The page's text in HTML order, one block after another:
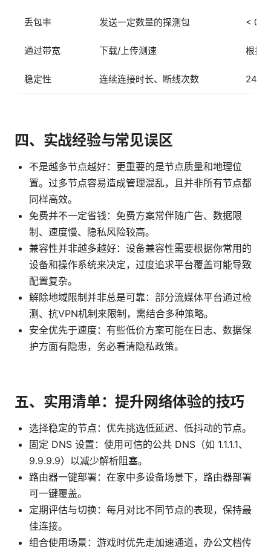
丢包率 发送一定数量的探测包 <
通过带宽 下载/上传测速 根据
稳定性 连续连接时长、断线次数 24 小
四、实战经验与常见误区
不是越多节点越好：更重要的是节点质量和地理位
置。过多节点容易造成管理混乱，且并非所有节点都
同样高效。
免费并不一定省钱：免费方案常伴随广告、数据限
制、速度慢、隐私风险较高。
兼容性并非越多越好：设备兼容性需要根据你常用的
设备和操作系统来决定，过度追求平台覆盖可能导致
配置复杂。
解除地域限制并非总是可靠：部分流媒体平台通过检
测、抗VPN机制来限制，需结合多种策略。
安全优先于速度：有些低价方案可能在日志、数据保
护方面有隐患，务必看清隐私政策。
五、实用清单：提升网络体验的技巧
选择稳定的节点：优先挑选低延迟、低抖动的节点。
固定 DNS 设置：使用可信的公共 DNS（如 1.1.1.1、
9.9.9.9）以减少解析阻塞。
路由器一键部署：在家中多设备场景下，路由器部署
可一键覆盖。
定期评估与切换：每月对比不同节点的表现，保持最
佳连接。
组合使用场景：游戏时优先走加速通道，办公文档传